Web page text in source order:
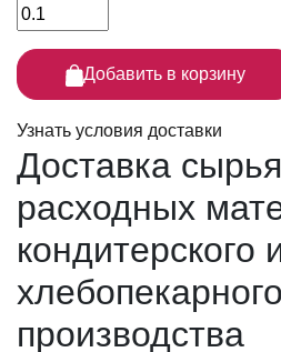
Добавить в корзину
Узнать условия доставки
Доставка сырья
расходных
кондитерского
хлебопекарного
производства